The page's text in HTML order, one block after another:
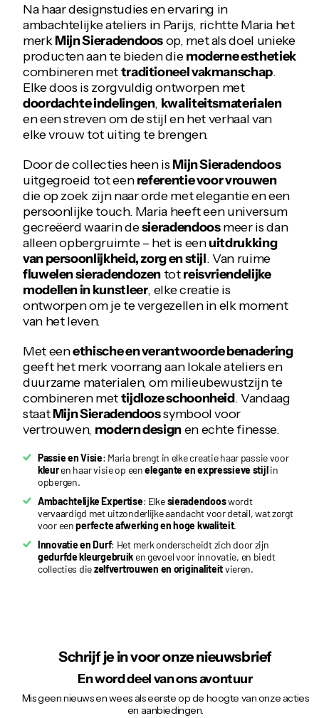
Na haar designstudies en ervaring in
ambachtelijke ateliers in Parijs, richtte Maria het
merkMijn Sieradendoosop, met als doel unieke
producten aan te bieden diemoderne esthetiek
combineren mettraditioneel vakmanschap.
Elke doos is zorgvuldig ontworpen met
doordachte indelingen, kwaliteitsmaterialen
en een streven om de stijl en het verhaal van
elke vrouw tot uiting te brengen.
Door de collecties heen isMijn Sieradendoos
uitgegroeid tot eenreferentie voor vrouwen
die op zoek zijn naar orde met elegantie en een
persoonlijke touch. Maria heeft een universum
gecreëerd waarin desieradendoosmeer is dan
alleen opbergruimte – het is eenuitdrukking
van persoonlijkheid, zorg en stijl. Van ruime
fluwelen sieradendozentotreisvriendelijke
modellen in kunstleer, elke creatie is
ontworpen om je te vergezellen in elk moment
van het leven.
Met eenethische en verantwoorde benadering
geeft het merk voorrang aan lokale ateliers en
duurzame materialen, om milieubewustzijn te
combineren mettijdloze schoonheid. Vandaag
staatMijn Sieradendoossymbool voor
vertrouwen, modern designen echte finesse.
Passie en Visie: Maria brengt in elke creatie haar passie voor
kleuren haar visie op eenelegante en expressieve stijlin
opbergen.
Ambachtelijke Expertise: Elkesieradendooswordt
vervaardigd met uitzonderlijke aandacht voor detail, wat zorgt
voor eenperfecte afwerking en hoge kwaliteit.
Innovatie en Durf: Het merk onderscheidt zich door zijn
gedurfde kleurgebruik en gevoel voor innovatie, en biedt
collecties diezelfvertrouwen en originaliteitvieren.
Schrijf je in voor onze nieuwsbrief
En word deel van ons avontuur
Mis geen nieuws en wees als eerste op de hoogte van onze acties
en aanbiedingen.